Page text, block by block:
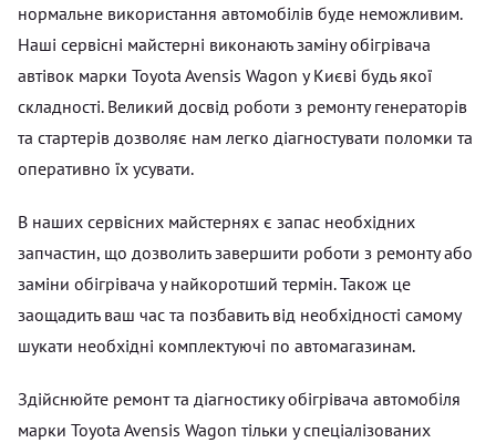
нормальне використання автомобілів буде неможливим.
Наші сервісні майстерні виконають заміну обігрівача
автівок марки Toyota Avensis Wagon у Києві будь якої
складності. Великий досвід роботи з ремонту генераторів
та стартерів дозволяє нам легко діагностувати поломки та
оперативно їх усувати.
В наших сервісних майстернях є запас необхідних
запчастин, що дозволить завершити роботи з ремонту або
заміни обігрівача у найкоротший термін. Також це
заощадить ваш час та позбавить від необхідності самому
шукати необхідні комплектуючі по автомагазинам.
Здійснюйте ремонт та діагностику обігрівача автомобіля
марки Toyota Avensis Wagon тільки у спеціалізованих